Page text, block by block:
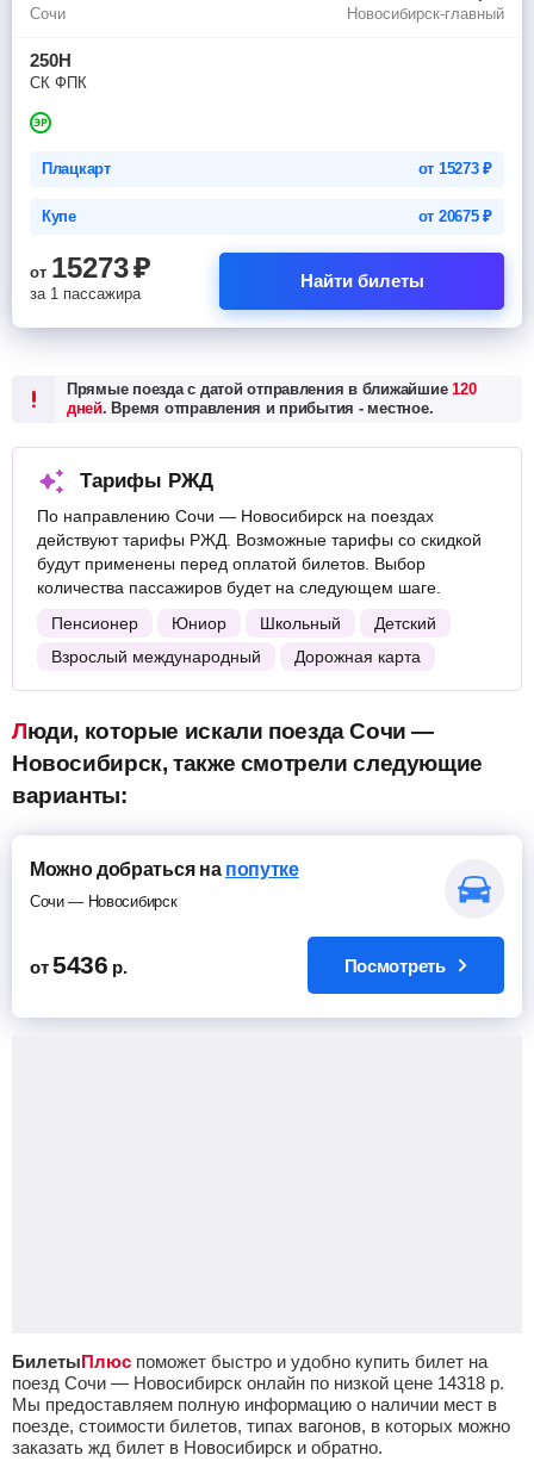
Сочи
Новосибирск-главный
250Н
СК ФПК
Плацкарт от 15273₽
Купе от 20675₽
от 15273₽
за 1 пассажира
Найти билеты
Прямые поезда с датой отправления в ближайшие120
дней. Время отправления и прибытия - местное.
Тарифы РЖД
По направлению Сочи — Новосибирск на поездах
действуют тарифы РЖД. Возможные тарифы со скидкой
будут применены перед оплатой билетов. Выбор
количества пассажиров будет на следующем шаге.
Пенсионер
Юниор Школьный
Детский
Взрослый международный
Дорожная карта
Люди, которые искали поезда Сочи —
Новосибирск, также смотрели следующие
варианты:
Можно добраться на попутке
Сочи — Новосибирск
от5436 р. Посмотреть
БилетыПлюс поможет быстро и удобно купить билет на
поезд Сочи — Новосибирск онлайн по низкой цене 14318 р.
Мы предоставляем полную информацию о наличии мест в
поезде, стоимости билетов, типах вагонов, в которых можно
заказать жд билет в Новосибирск и обратно.